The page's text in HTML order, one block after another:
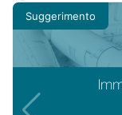
Suggerimento